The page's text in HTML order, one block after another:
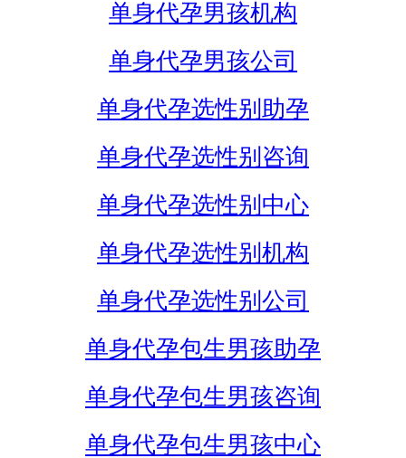
单身代孕男孩机构
单身代孕男孩公司
单身代孕选性别助孕
单身代孕选性别咨询
单身代孕选性别中心
单身代孕选性别机构
单身代孕选性别公司
单身代孕包生男孩助孕
单身代孕包生男孩咨询
单身代孕包生男孩中心